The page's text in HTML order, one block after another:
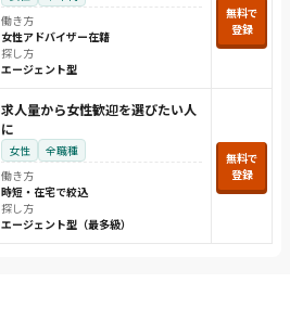
働き方
女性アドバイザー在籍
探し方
エージェント型
無料で
登録
求人量から女性歓迎を選びたい人
に
女性
全職種
働き方
時短・在宅で絞込
探し方
エージェント型（最多級）
無料で
登録